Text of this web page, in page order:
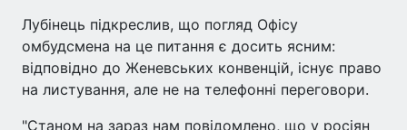
Лубінець підкреслив, що погляд Офісу
омбудсмена на це питання є досить ясним:
відповідно до Женевських конвенцій, існує право
на листування, але не на телефонні переговори.
"Станом на зараз нам повідомлено, що у росіян